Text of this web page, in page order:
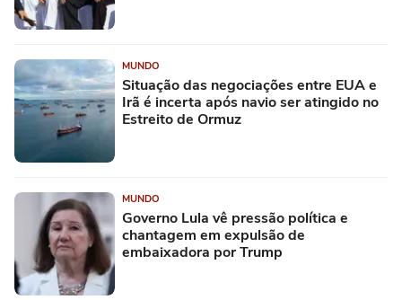
MUNDO
Situação das negociações entre EUA e
Irã é incerta após navio ser atingido no
Estreito de Ormuz
MUNDO
Governo Lula vê pressão política e
chantagem em expulsão de
embaixadora por Trump